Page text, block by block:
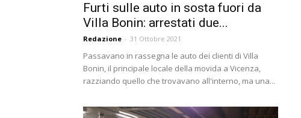
Furti sulle auto in sosta fuori da
Villa Bonin: arrestati due...
Redazione - 31 Ottobre 2021
Passavano in rassegna le auto dei clienti di Villa
Bonin, il principale locale della movida a Vicenza,
razziando quello che trovavano all'interno, ma una...